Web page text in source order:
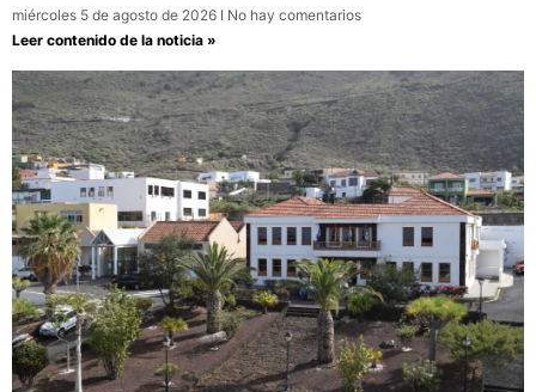
miércoles 5 de agosto de 2026
No hay comentarios
Leer contenido de la noticia »